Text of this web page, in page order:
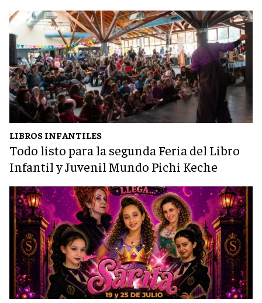
LIBROS INFANTILES
Todo listo para la segunda Feria del Libro
Infantil y Juvenil Mundo Pichi Keche